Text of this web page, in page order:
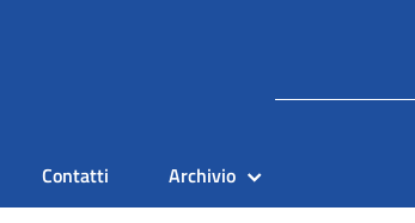
Contatti Archivio